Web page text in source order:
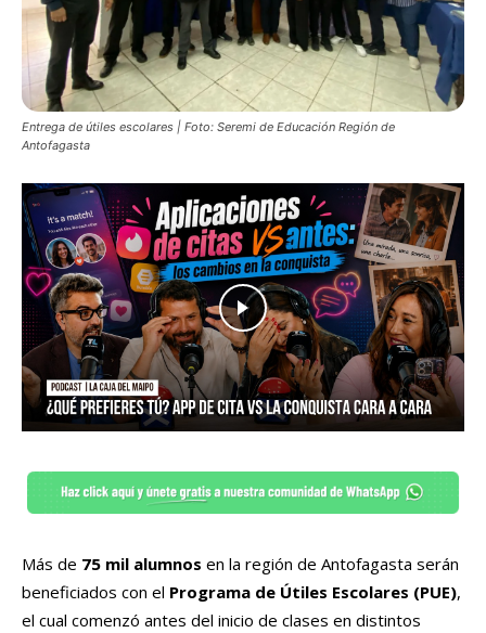
Entrega de útiles escolares | Foto: Seremi de Educación Región de
Antofagasta
Más de 75 mil alumnos en la región de Antofagasta serán
beneficiados con el Programa de Útiles Escolares (PUE),
el cual comenzó antes del inicio de clases en distintos